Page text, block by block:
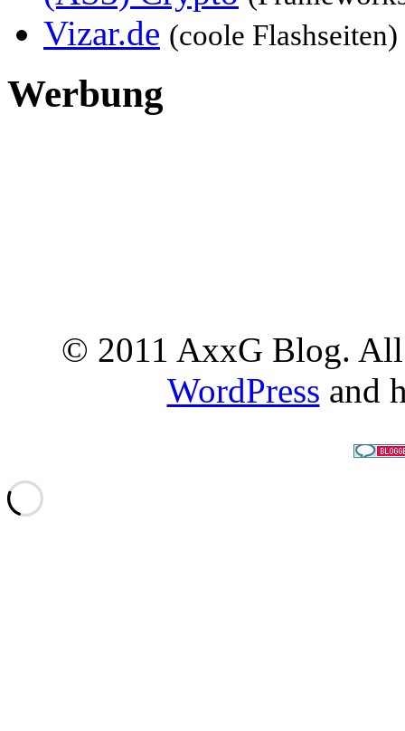
Vizar.de (coole Flashseiten)
Werbung
© 2011 AxxG Blog. All
WordPress and